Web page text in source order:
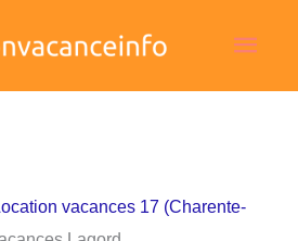
vacances 17 (Charente-